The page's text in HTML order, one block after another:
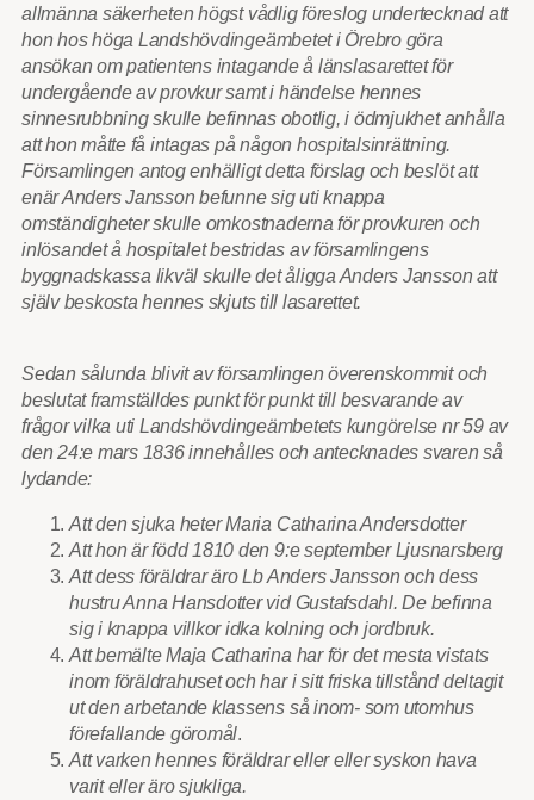
allmänna säkerheten högst vådlig föreslog undertecknad att
hon hos höga Landshövdingeämbetet i Örebro göra
ansökan om patientens intagande å länslasarettet för
undergående av provkur samt i händelse hennes
sinnesrubbning skulle befinnas obotlig, i ödmjukhet anhålla
att hon måtte få intagas på någon hospitalsinrättning.
Församlingen antog enhälligt detta förslag och beslöt att
enär Anders Jansson befunne sig uti knappa
omständigheter skulle omkostnaderna för provkuren och
inlösandet å hospitalet bestridas av församlingens
byggnadskassa likväl skulle det åligga Anders Jansson att
själv beskosta hennes skjuts till lasarettet.
Sedan sålunda blivit av församlingen överenskommit och
beslutat framställdes punkt för punkt till besvarande av
frågor vilka uti Landshövdingeämbetets kungörelse nr 59 av
den 24:e mars 1836 innehålles och antecknades svaren så
lydande:
Att den sjuka heter Maria Catharina Andersdotter
Att hon är född 1810 den 9:e september Ljusnarsberg
Att dess föräldrar äro Lb Anders Jansson och dess
hustru Anna Hansdotter vid Gustafsdahl. De befinna
sig i knappa villkor idka kolning och jordbruk.
Att bemälte Maja Catharina har för det mesta vistats
inom föräldrahuset och har i sitt friska tillstånd deltagit
ut den arbetande klassens så inom- som utomhus
förefallande göromål.
Att varken hennes föräldrar eller eller syskon hava
varit eller äro sjukliga.